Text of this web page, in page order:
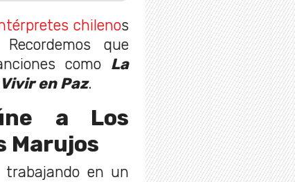
chilenos
que
como La
en Paz.
a Los
Marujos
en un